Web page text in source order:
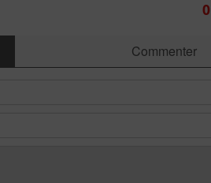
0
Commenter